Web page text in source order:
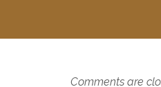
Comments are